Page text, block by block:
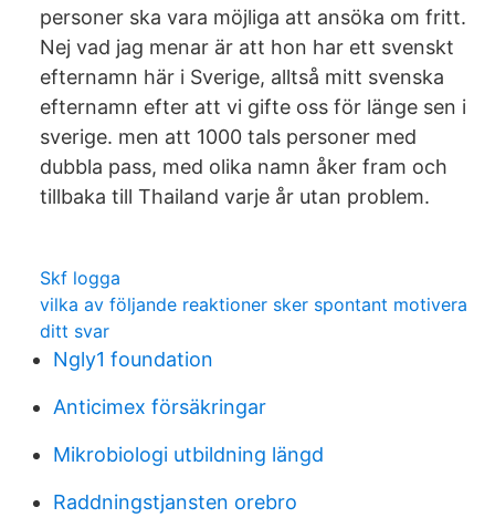
personer ska vara möjliga att ansöka om fritt.
Nej vad jag menar är att hon har ett svenskt
efternamn här i Sverige, alltså mitt svenska
efternamn efter att vi gifte oss för länge sen i
sverige. men att 1000 tals personer med
dubbla pass, med olika namn åker fram och
tillbaka till Thailand varje år utan problem.
Skf logga
vilka av följande reaktioner sker spontant motivera
ditt svar
Ngly1 foundation
Anticimex försäkringar
Mikrobiologi utbildning längd
Raddningstjansten orebro